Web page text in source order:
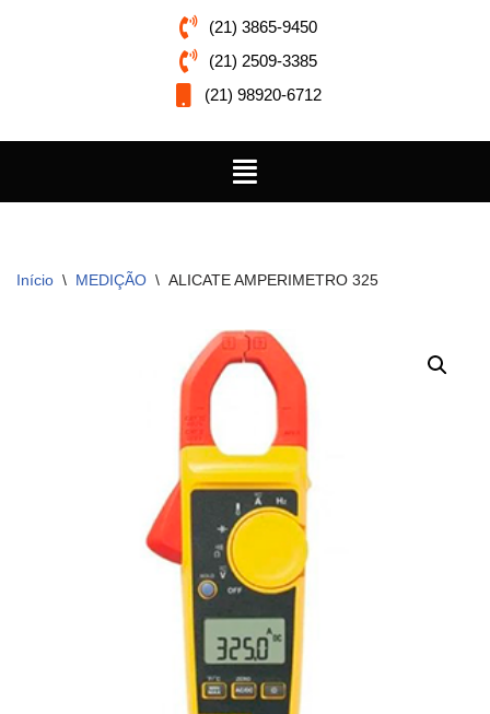
(21) 3865-9450
(21) 2509-3385
(21) 98920-6712
Início \ MEDIÇÃO \ ALICATE AMPERIMETRO 325